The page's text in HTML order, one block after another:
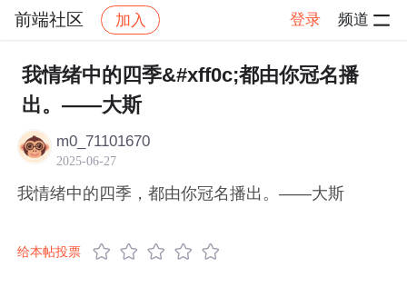
前端社区 加入 登录 频道
社区 前端社区 感慨 帖子详情
我情绪中的四季&#xff0c;都由你冠名播
出。——大斯
m0_71101670
2025-06-27
我情绪中的四季，都由你冠名播出。——大斯
给本帖投票